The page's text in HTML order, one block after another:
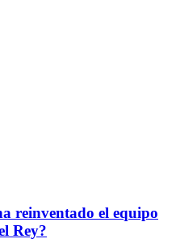
reinventado el equipo
Rey?